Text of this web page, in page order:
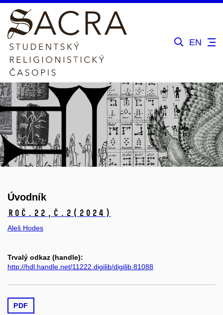
EN
Úvodník
Roč.22, č.2 (2024)
Aleš Hodes
Trvalý odkaz (handle):
http://hdl.handle.net/11222.digilib/digilib.81088
PDF